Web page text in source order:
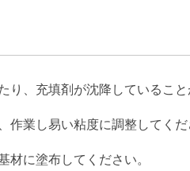
り、充填剤が沈降しているこ
作業し易い粘度に調整してくだ
材に塗布してください。